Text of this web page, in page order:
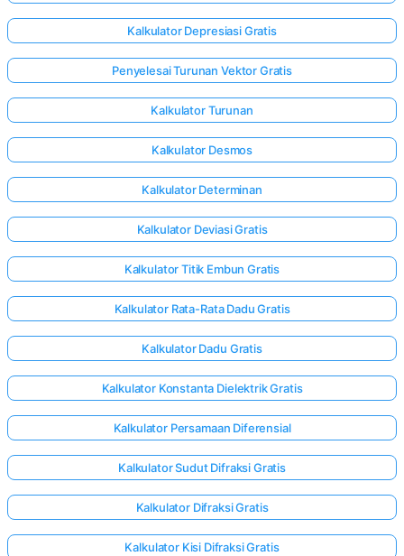
Masuk
di sini!
Kalkulator Depresiasi Gratis
Penyelesai Turunan Vektor Gratis
Kalkulator Turunan
Kalkulator Desmos
Kalkulator Determinan
Kalkulator Deviasi Gratis
Kalkulator Titik Embun Gratis
Kalkulator Rata-Rata Dadu Gratis
Kalkulator Dadu Gratis
Kalkulator Konstanta Dielektrik Gratis
Kalkulator Persamaan Diferensial
Kalkulator Sudut Difraksi Gratis
Kalkulator Difraksi Gratis
Kalkulator Kisi Difraksi Gratis